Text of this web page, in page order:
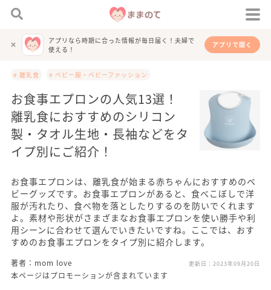
アプリなら時期に合った情報が毎日届く！夫婦で
使える！
アプリで開く
# 離乳食 # ベビー服・ベビーファッション
お食事エプロンの人気13選！
離乳食におすすめのシリコン
製・タオル生地・長袖などをタ
イプ別にご紹介！
お食事エプロンは、離乳食が始まる赤ちゃんにおすすめのベ
ビーグッズです。お食事エプロンがあると、食べこぼしで洋
服が汚れたり、食べ物を落としたりするのを防いでくれます
よ。素材や形状がさまざまなお食事エプロンを使い勝手や利
用シーンに合わせて選んでいきたいですね。ここでは、おす
すめのお食事エプロンをタイプ別に紹介します。
著者：mom love 更新日： 2023年09月20日
本ページはプロモーションが含まれています